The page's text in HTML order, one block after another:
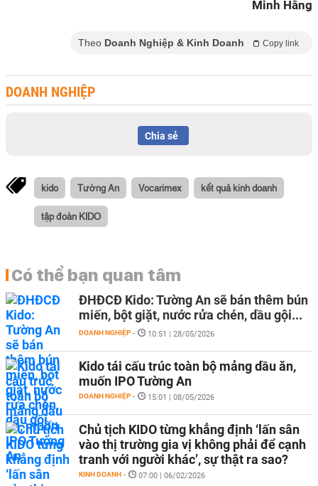
Minh Hằng
Theo Doanh Nghiệp & Kinh Doanh Copy link
DOANH NGHIỆP
Chia sẻ
kido Tường An Vocarimex kết quả kinh doanh
tập đoàn KIDO
Có thể bạn quan tâm
ĐHĐCĐ Kido: Tường An sẽ bán thêm bún
miến, bột giặt, nước rửa chén, dầu gội...
DOANH NGHIỆP - 10:51 | 28/05/2026
Kido tái cấu trúc toàn bộ mảng dầu ăn,
muốn IPO Tường An
DOANH NGHIỆP - 15:01 | 08/05/2026
Chủ tịch KIDO từng khẳng định ‘lấn sân
vào thị trường gia vị không phải để cạnh
tranh với người khác’, sự thật ra sao?
KINH DOANH - 07:00 | 06/02/2026